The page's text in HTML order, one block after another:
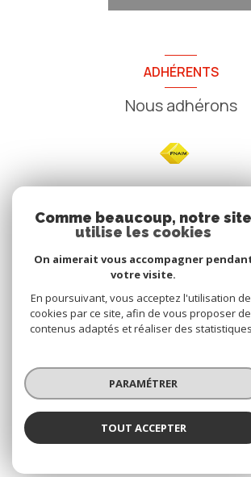
ADHÉRENTS
Nous adhérons
NOS
© 2026 | Tous droits réservés
Comme beaucoup, notre site
utilise les cookies
On aimerait vous accompagner
votre visite.
En poursuivant, vous acceptez l'utilisation
cookies par ce site, afin de vous proposer
contenus adaptés et réaliser des
PARAMÉTRER
TOUT ACCEPTER